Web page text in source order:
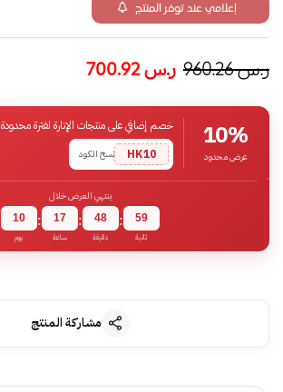
إعلامي عند توفر المنتج
ر.س960.26 ر.س700.92
10%
عرض محدود
خصم إضافي على منتجات الإنارة لفترة محدودة
HK10
نسخ الكود
ينتهي العرض خلال
10
يوم
: 17
ساعة
: 48
دقيقة
: 59
ثانية
مشاركة المنتج